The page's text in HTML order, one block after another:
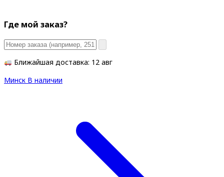
Где мой заказ?
Ближайшая доставка: 12 авг
Минск В наличии